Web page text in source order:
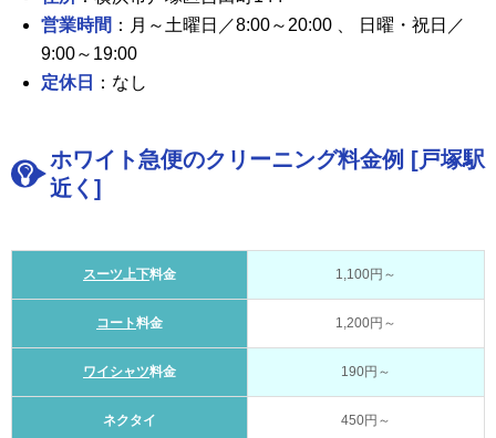
営業時間 ：月～土曜日／8:00～20:00 、 日曜・祝日／
9:00～19:00
定休日
：なし
ホワイト急便のクリーニング料金例 [戸塚駅
近く]
スーツ上下料金 1,100円～
コート料金 1,200円～
ワイシャツ料金 190円～
ネクタイ 450円～